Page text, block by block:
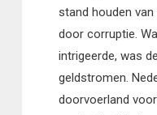
stand houden
door corruptie.
intrigeerde, was
geldstromen.
doorvoerland